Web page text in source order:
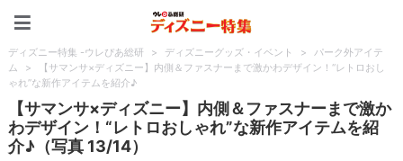
ディズニー特集 -ウレぴあ総研 > ディズニーグッズ・イベント >
パーク外アイテ
ム
>
【サマンサ×ディズニー】内側＆ファスナーまで激かわデザイン！“レトロおし
ゃれ”な新作アイテムを紹介♪
【サマンサ×ディズニー】内側＆ファスナーまで激か
わデザイン！“レトロおしゃれ”な新作アイテムを紹
介♪（写真 13/14）